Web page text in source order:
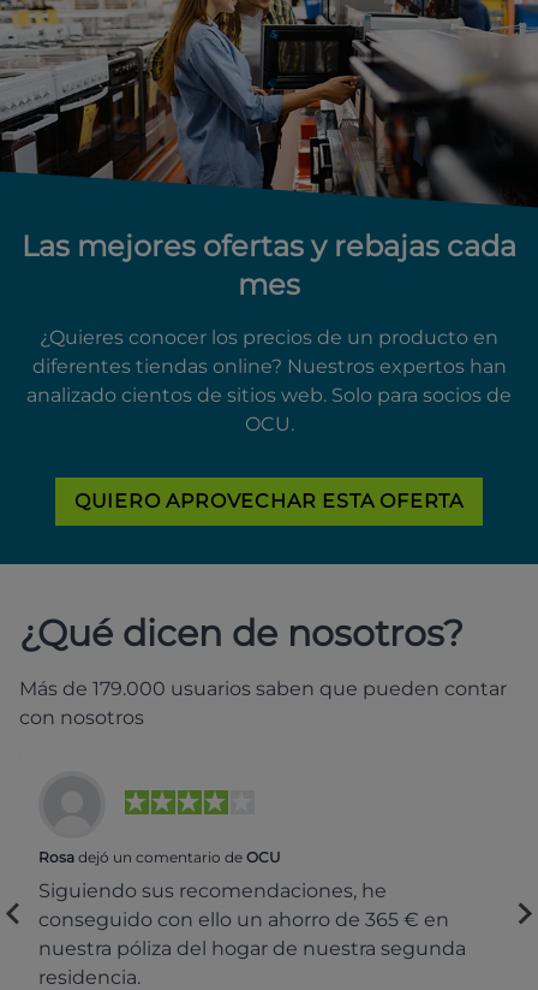
Las mejores ofertas y rebajas cada
mes
¿Quieres conocer los precios de un producto en
diferentes tiendas online? Nuestros expertos han
analizado cientos de sitios web. Solo para socios de
OCU.
QUIERO APROVECHAR ESTA OFERTA
¿Qué dicen de nosotros?
Más de 179.000 usuarios saben que pueden contar
con nosotros
Rosa dejó un comentario de OCU
Siguiendo sus recomendaciones, he
conseguido con ello un ahorro de 365 € en
nuestra póliza del hogar de nuestra segunda
residencia.